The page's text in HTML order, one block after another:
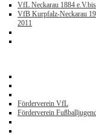
VfL Neckarau 1884 e.V.
VfB Kurpfalz-Neckarau
2011
Förderverein VfL
Förderverein